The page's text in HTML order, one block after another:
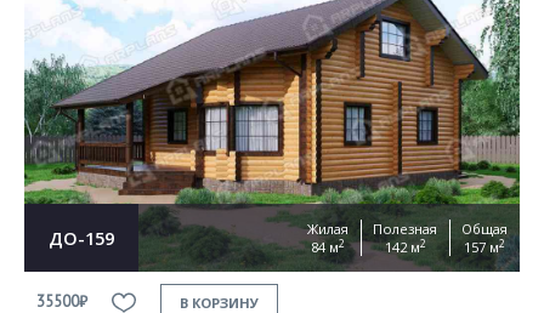
ДО-159
Жилая
84 м2
Полезная
142 м2
Общая
157 м2
35500₽ В КОРЗИНУ